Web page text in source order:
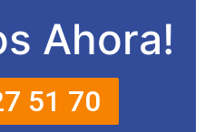
Ahora!
51 70